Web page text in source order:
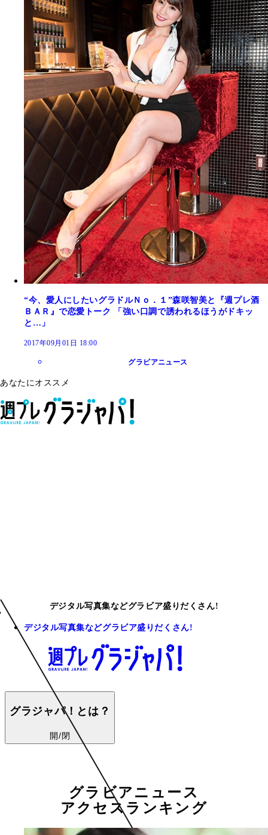
“今、愛人にしたいグラドルＮｏ．１”森咲智美と『週プレ酒
ＢＡＲ』で恋愛トーク 「強い口調で誘われるほうがドキッ
と…」
2017年09月01日 18:00
グラビアニュース
あなたにオススメ
デジタル写真集などグラビア盛りだくさん!
デジタル写真集などグラビア盛りだくさん!
グラジャパ！とは？
開/閉
グラビアニュース
アクセスランキング